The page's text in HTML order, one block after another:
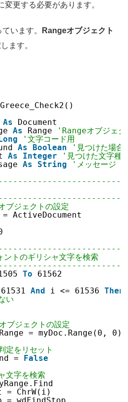
変更する必要があります。
います。
Rangeオブジェクト
ます。
As
Document
As Range
'Rangeオブジェク
Long
'文字コード用
As Boolean
'見つけた場合
As Integer
'見つけた文字種
As String
'メッセージ
ブジェクトの設定
= ActiveDocument
トのギリシャ文字を検索
To
61562
And i <= 61536 Then
い
ブジェクトの設定
= myDoc.Range(0, 0)
定をリセット
=
False
文字を検索